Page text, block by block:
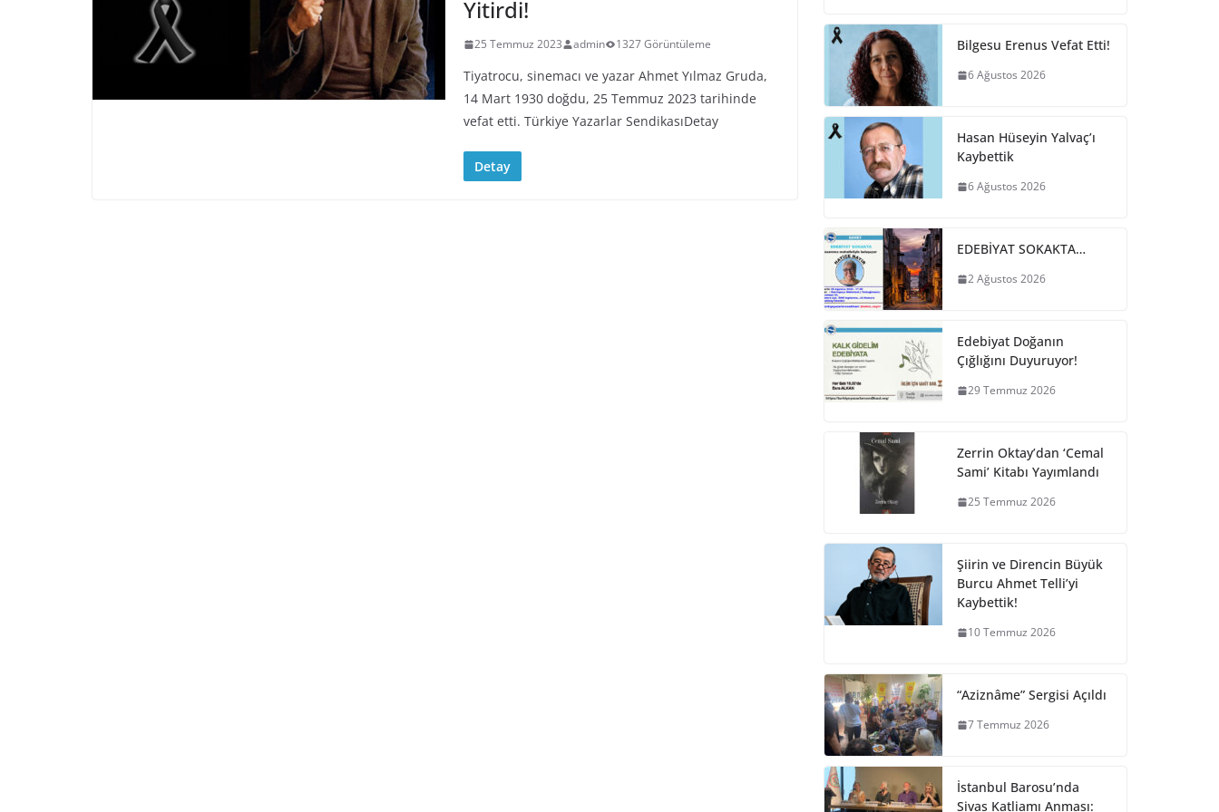
Yitirdi!
25 Temmuz 2023 admin 1327 Görüntüleme
Tiyatrocu, sinemacı ve yazar Ahmet Yılmaz Gruda,
14 Mart 1930 doğdu, 25 Temmuz 2023 tarihinde
vefat etti. Türkiye Yazarlar SendikasıDetay
Detay
Bilgesu Erenus Vefat Etti!
6 Ağustos 2026
Hasan Hüseyin Yalvaç’ı
Kaybettik
6 Ağustos 2026
EDEBİYAT SOKAKTA…
2 Ağustos 2026
Edebiyat Doğanın
Çığlığını Duyuruyor!
29 Temmuz 2026
Zerrin Oktay’dan ‘Cemal
Sami’ Kitabı Yayımlandı
25 Temmuz 2026
Şiirin ve Direncin Büyük
Burcu Ahmet Telli’yi
Kaybettik!
10 Temmuz 2026
“Aziznâme” Sergisi Açıldı
7 Temmuz 2026
İstanbul Barosu’nda
Sivas Katliamı Anması: